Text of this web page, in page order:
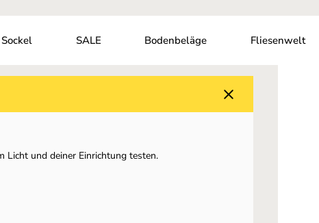
SALE Bodenbeläge Fliesenwelt
Licht und deiner Einrichtung testen.